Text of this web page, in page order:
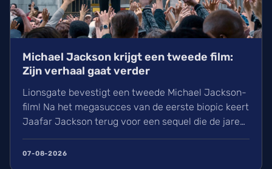
Michael Jackson krijgt een tweede film:
Zijn verhaal gaat verder
Lionsgate bevestigt een tweede Michael Jackson-
film! Na het megasucces van de eerste biopic keert
Jaafar Jackson terug voor een sequel die de jaren
90 belicht. Regisseur Antoine Fuqua heeft blijkbaar
al 30% van de film opgenomen. Wij kunnen de
07-08-2026